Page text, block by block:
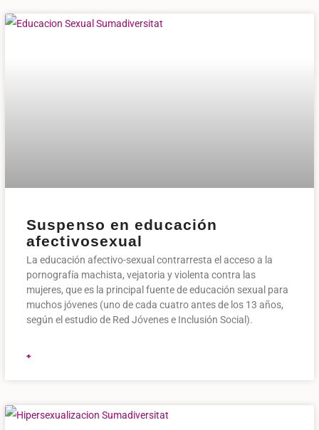
Suspenso en educación
afectivosexual
La educación afectivo-sexual contrarresta el acceso a la
pornografía machista, vejatoria y violenta contra las
mujeres, que es la principal fuente de educación sexual para
muchos jóvenes (uno de cada cuatro antes de los 13 años,
según el estudio de Red Jóvenes e Inclusión Social).
+